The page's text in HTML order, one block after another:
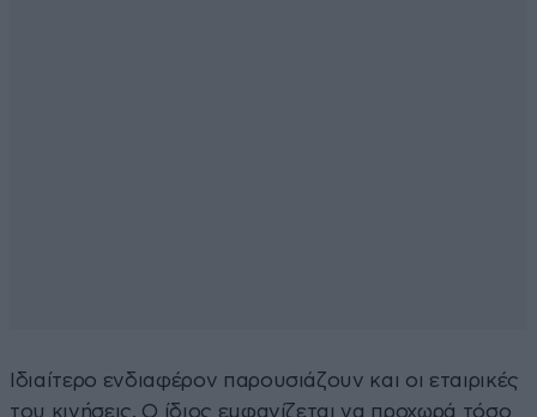
Ιδιαίτερο ενδιαφέρον παρουσιάζουν και οι εταιρικές
του κινήσεις. Ο ίδιος εμφανίζεται να προχωρά τόσο